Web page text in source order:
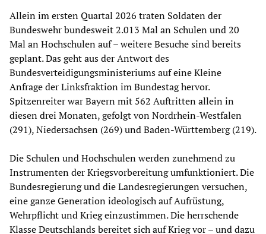
Allein im ersten Quartal 2026 traten Soldaten der
Bundeswehr bundesweit 2.013 Mal an Schulen und 20
Mal an Hochschulen auf – weitere Besuche sind bereits
geplant. Das geht aus der Antwort des
Bundesverteidigungsministeriums auf eine Kleine
Anfrage der Linksfraktion im Bundestag hervor.
Spitzenreiter war Bayern mit 562 Auftritten allein in
diesen drei Monaten, gefolgt von Nordrhein-Westfalen
(291), Niedersachsen (269) und Baden-Württemberg (219).
Die Schulen und Hochschulen werden zunehmend zu
Instrumenten der Kriegsvorbereitung umfunktioniert. Die
Bundesregierung und die Landesregierungen versuchen,
eine ganze Generation ideologisch auf Aufrüstung,
Wehrpflicht und Krieg einzustimmen. Die herrschende
Klasse Deutschlands bereitet sich auf Krieg vor – und dazu